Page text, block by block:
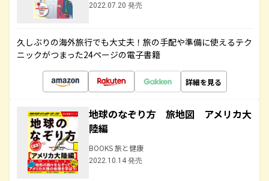
2022.07.20 発売
久しぶりの海外旅行でも大丈夫！旅の手配や準備に使えるテク
ニックがつまった24ページの電子書籍
詳細を見る
地球のなぞり方 旅地図 アメリカ大
陸編
BOOKS 旅と健康
2022.10.14 発売